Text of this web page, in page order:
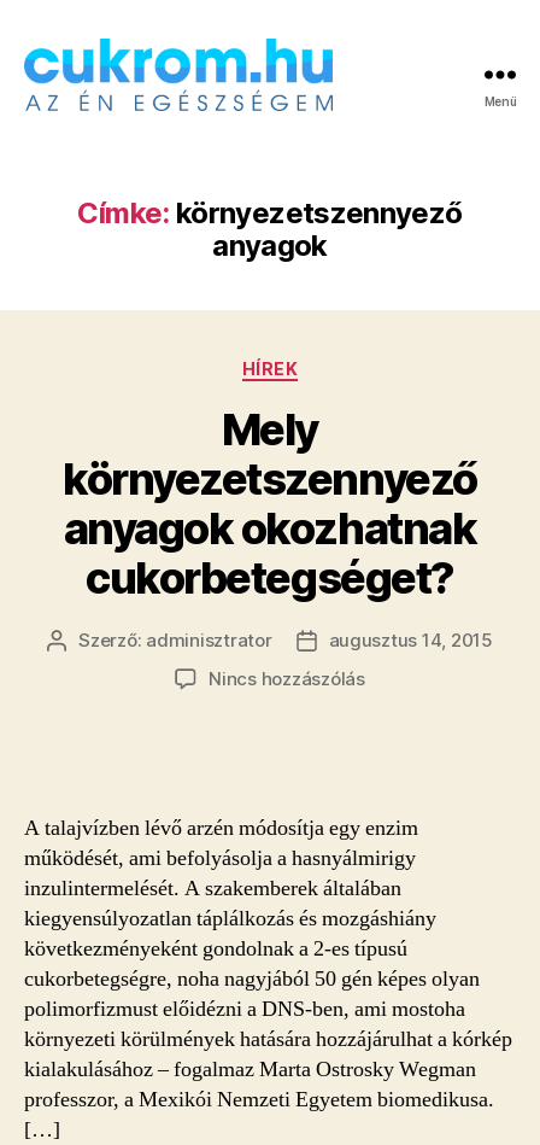
Menü
Címke: környezetszennyező
anyagok
Kategóriák
HÍREK
Mely
környezetszennyező
anyagok okozhatnak
cukorbetegséget?
Bejegyzés
Szerző: adminisztrator
Bejegyzés
dátuma
augusztus 14, 2015
Nincs hozzászólása(z)
bejegyzéshez
A talajvízben lévő arzén módosítja egy enzim
működését, ami befolyásolja a hasnyálmirigy
inzulintermelését. A szakemberek általában
kiegyensúlyozatlan táplálkozás és mozgáshiány
következményeként gondolnak a 2-es típusú
cukorbetegségre, noha nagyjából 50 gén képes olyan
polimorfizmust előidézni a DNS-ben, ami mostoha
környezeti körülmények hatására hozzájárulhat a kórkép
kialakulásához – fogalmaz Marta Ostrosky Wegman
professzor, a Mexikói Nemzeti Egyetem biomedikusa.
[…]